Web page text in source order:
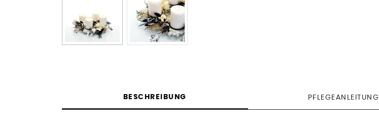
BESCHREIBUNG PFLEGEANLEITUNG